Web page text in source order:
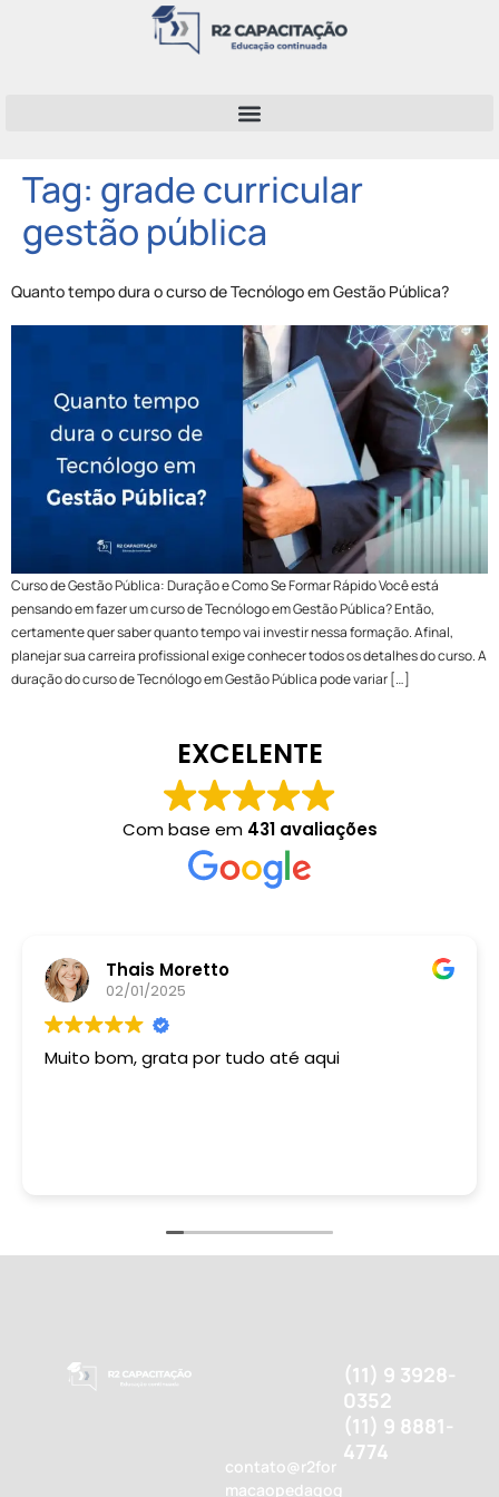
Tag: grade curricular
gestão pública
Quanto tempo dura o curso de Tecnólogo em Gestão Pública?
Curso de Gestão Pública: Duração e Como Se Formar Rápido Você está
pensando em fazer um curso de Tecnólogo em Gestão Pública? Então,
certamente quer saber quanto tempo vai investir nessa formação. Afinal,
planejar sua carreira profissional exige conhecer todos os detalhes do curso. A
duração do curso de Tecnólogo em Gestão Pública pode variar […]
EXCELENTE
Com base em 431 avaliações
Thais Moretto
02/01/2025
Muito bom, grata por tudo até aqui
contato@r2for
macaopedagog
(11) 9 3928-
0352
(11) 9 8881-
4774